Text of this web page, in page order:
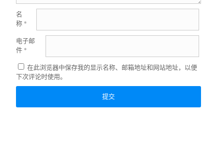
名
称 *
电子邮
件 *
在此浏览器中保存我的显示名称、邮箱地址和网站地址，以便
下次评论时使用。